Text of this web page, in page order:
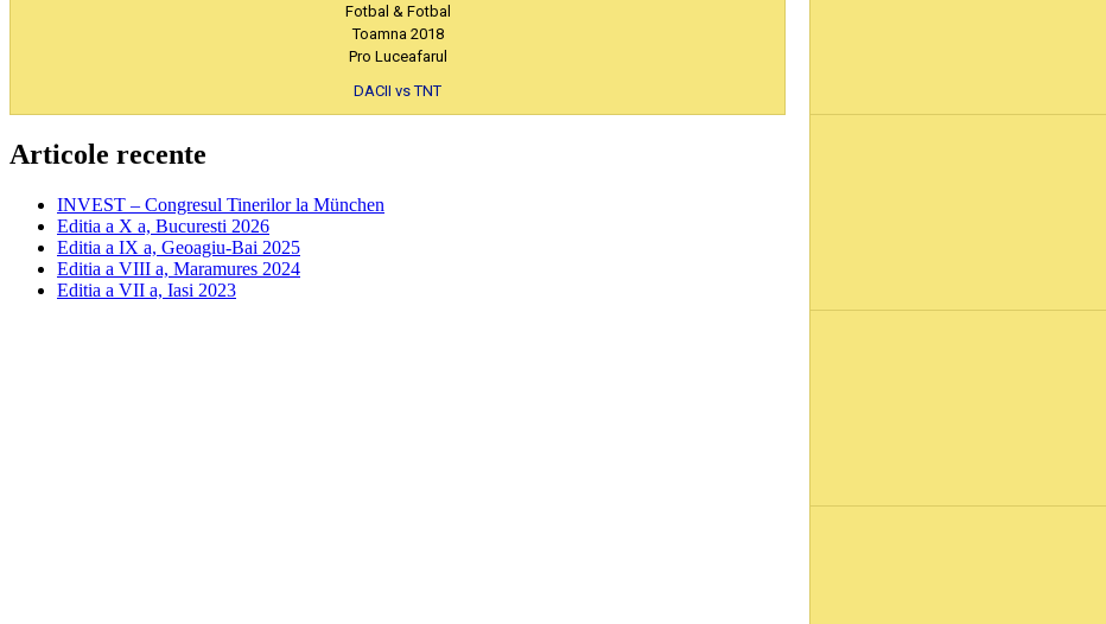
Fotbal & Fotbal
Toamna 2018
Pro Luceafarul
DACII vs TNT
Articole recente
INVEST – Congresul Tinerilor la München
Editia a X a, Bucuresti 2026
Editia a IX a, Geoagiu-Bai 2025
Editia a VIII a, Maramures 2024
Editia a VII a, Iasi 2023